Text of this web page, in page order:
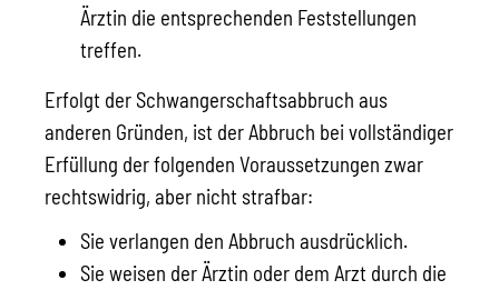
Ärztin die entsprechenden Feststellungen
treffen.
Erfolgt der Schwangerschaftsabbruch aus
anderen Gründen, ist der Abbruch bei vollständiger
Erfüllung der folgenden Voraussetzungen zwar
rechtswidrig, aber nicht strafbar:
Sie verlangen den Abbruch ausdrücklich.
Sie weisen der Ärztin oder dem Arzt durch die